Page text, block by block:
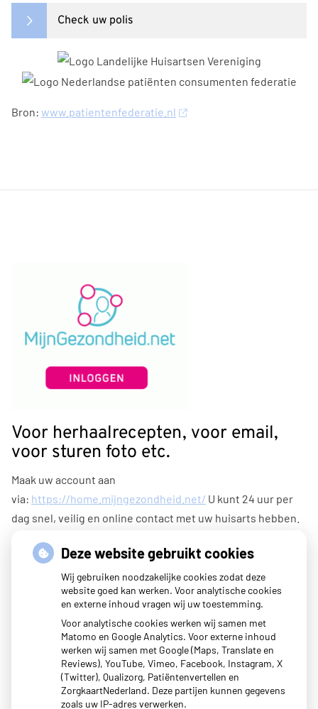
Check uw polis
Bron: www.patientenfederatie.nl
Voor herhaalrecepten, voor email,
voor sturen foto etc.
Maak uw account aan
via: https://home.mijngezondheid.net/ U kunt 24 uur per
dag snel, veilig en online contact met uw huisarts hebben.
U kunt online afspraken maken (tijdelijk niet i.v.m. corona),
vragen stellen, herhaalrecepten bestellen en labuitslagen
inzien. Daarnaast is het ook mogelijk om een samenvatting
in te zien van uw medisch dossier.
Met uw eigen account logt u veilig in en hoeft u niet elke
keer opnieuw uw gegevens in te voeren.
Deze website gebruikt cookies
Wij gebruiken noodzakelijke cookies zodat deze
website goed kan werken. Voor analytische cookies
en externe inhoud vragen wij uw toestemming.
Voor analytische cookies werken wij samen met
Matomo en Google Analytics. Voor externe inhoud
werken wij samen met Google (Maps, Translate en
Reviews), YouTube, Vimeo, Facebook, Instagram, X
(Twitter), Qualizorg, Patiëntenvertellen en
ZorgkaartNederland. Deze partijen kunnen gegevens
zoals uw IP-adres verwerken.